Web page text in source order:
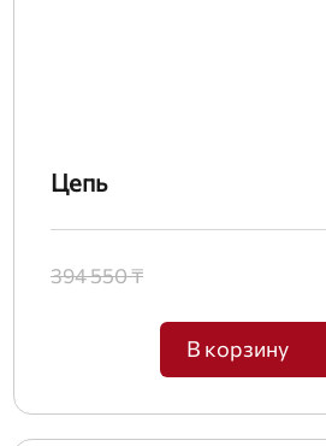
Цепь
394 550 ₸
В корзину